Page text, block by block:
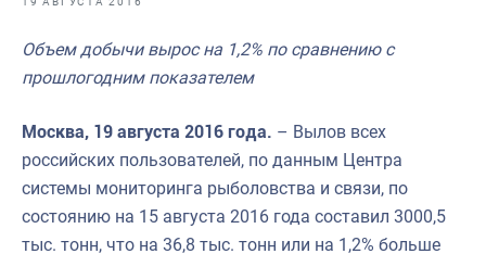
Выставки и конференции
Рыбоохрана России
Инфографика
Объем добычи вырос на 1,2% по сравнению с
прошлогодним показателем
Москва, 19 августа 2016 года. – Вылов всех
российских пользователей, по данным Центра
системы мониторинга рыболовства и связи, по
состоянию на 15 августа 2016 года составил 3000,5
тыс. тонн, что на 36,8 тыс. тонн или на 1,2% больше